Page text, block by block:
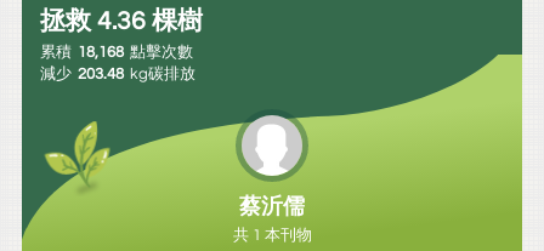
拯救 4.36 棵樹
累積 18,168 點擊次數
減少 203.48 kg碳排放
蔡沂儒
共 1 本刊物